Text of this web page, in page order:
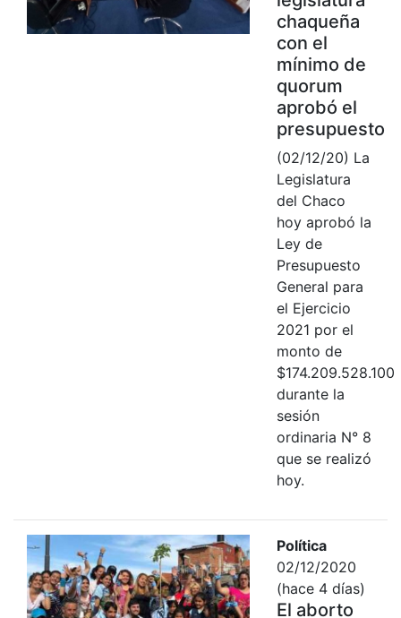
chaqueña
con el
mínimo de
quorum
aprobó el
presupuesto
(02/12/20) La
Legislatura
del Chaco
hoy aprobó la
Ley de
Presupuesto
General para
el Ejercicio
2021 por el
monto de
$174.209.528.100
durante la
sesión
ordinaria N° 8
que se realizó
hoy.
Política
02/12/2020
(hace 4 días)
El aborto